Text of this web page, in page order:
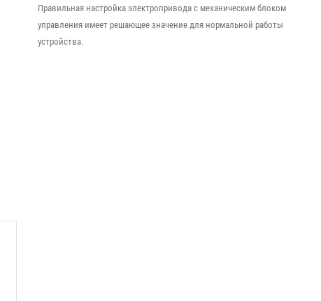
Правильная настройка электропривода с механическим блоком
управления имеет решающее значение для нормальной работы
устройства.